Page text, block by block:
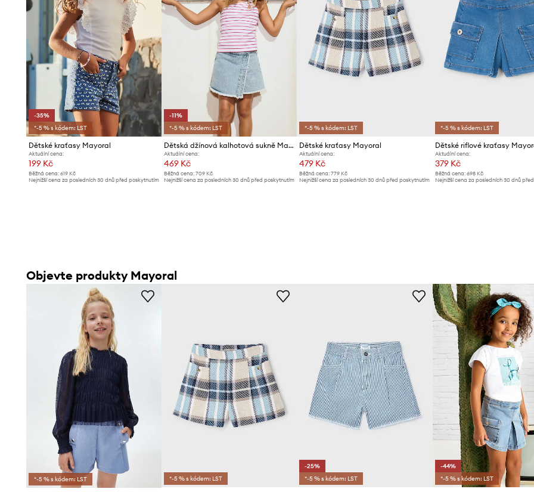
-35%
*-5 % s kódem: LST
Dětské kraťasy Mayoral
Aktuální cena:
199 Kč
Běžná cena: 619 Kč
Nejnižší cena za posledních 30 dnů před poskytnutím
-11%
*-5 % s kódem: LST
Dětská džínová kalhotová sukně Mayoral
Aktuální cena:
469 Kč
Běžná cena:709 Kč
Nejnižší cena za posledních 30 dnů před poskytnutím
*-5 % s kódem: LST
Dětské kraťasy Mayoral
Aktuální cena:
479 Kč
Běžná cena: 779 Kč
Nejnižší cena za posledních 30 dnů před poskytnutím
*-5 % s kódem: LST
Dětské riflové kraťasy
Aktuální cena:
379 Kč
Běžná cena: 698 Kč
Nejnižší cena za posledních 30 dnů
Objevte produkty Mayoral
*-5 % s kódem: LST *-5 % s kódem: LST
-25%
*-5 % s kódem: LST
-44%
*-5 % s kódem: LST